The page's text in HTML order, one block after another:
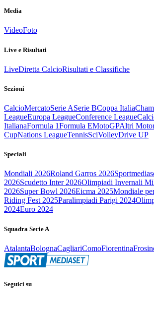
Media
VideoFoto
Live e Risultati
LiveDiretta CalcioRisultati e Classifiche
Sezioni
CalcioMercatoSerie ASerie BCoppa Italia
LeagueEuropa LeagueConference League
ItalianaFormula 1Formula EMotoGPAltri
CupNations LeagueTennisSciVolleyDrive UP
Speciali
Mondiali 2026Roland Garros 2026
2026Scudetto Inter 2026Olimpiadi Invernali
2026Super Bowl 2026Eicma 2025Mondiale
Riding Fest 2025Paralimpiadi Parigi 2024
2024Euro 2024
Squadra Serie A
AtalantaBolognaCagliariComoFiorentina
Seguici su